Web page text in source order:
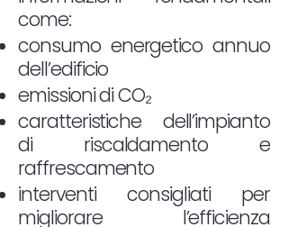
come:
consumo energetico annuo
dell’edificio
emissioni di CO₂
caratteristiche dell’impianto
di riscaldamento e
raffrescamento
interventi consigliati per
migliorare l’efficienza